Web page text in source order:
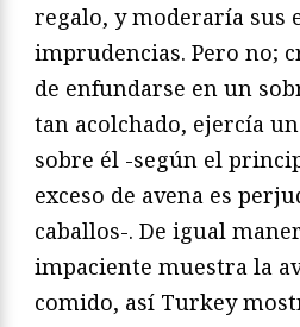
regalo, y moderaría sus
imprudencias. Pero no;
de enfundarse en un
tan acolchado, ejercía
sobre él -según el
exceso de avena es
caballos-. De igual
impaciente muestra la
comido, así Turkey